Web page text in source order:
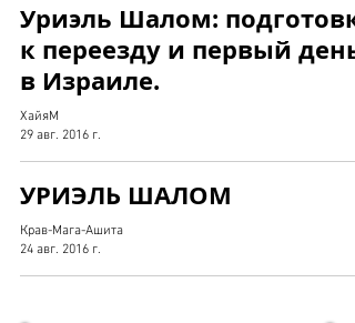
Уриэль Шалом:
к переезду и первый день
в Израиле.
ХайяМ
29 авг. 2016 г.
УРИЭЛЬ ШАЛОМ
Крав-Мага-Ашита
24 авг. 2016 г.